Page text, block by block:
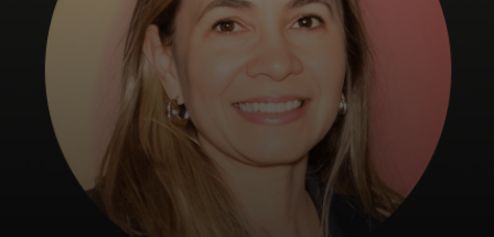
Actualités et tendances